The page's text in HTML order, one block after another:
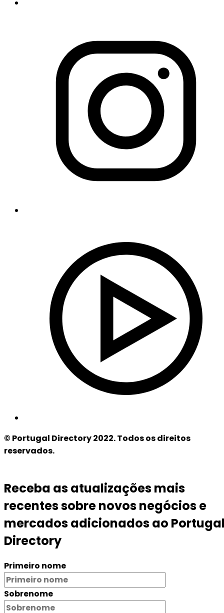
© Portugal Directory 2022. Todos os direitos
reservados.
Receba as atualizações mais
recentes sobre novos negócios e
mercados adicionados ao
Directory
Primeiro nome
Sobrenome